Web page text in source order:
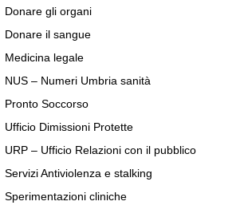
Donare gli organi
Donare il sangue
Medicina legale
NUS – Numeri Umbria sanità
Pronto Soccorso
Ufficio Dimissioni Protette
URP – Ufficio Relazioni con il pubblico
Servizi Antiviolenza e stalking
Sperimentazioni cliniche